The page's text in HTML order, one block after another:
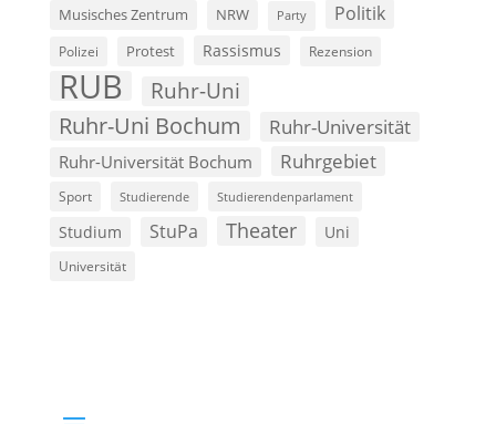
Musisches Zentrum NRW Party Politik
Polizei Protest Rassismus Rezension
RUB Ruhr-Uni
Ruhr-Uni Bochum Ruhr-Universität
Ruhr-Universität Bochum Ruhrgebiet
Sport Studierende Studierendenparlament
Studium StuPa Theater Uni
Universität